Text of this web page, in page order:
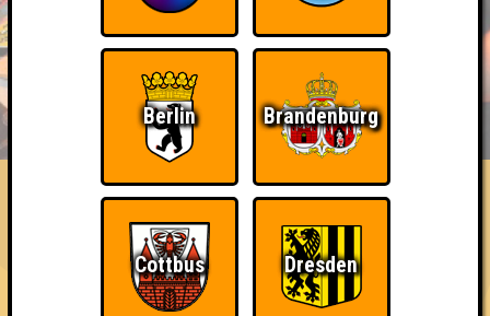
HIGHSCORE RESERVIERUNG
FAQ ÜBER UNS
Team_Socke!!
Errungenschaften
Kleiner Hinweis: bei uns sind Teams, die in einem Stechen
Berlin Brandenburg
Cottbus Dresden